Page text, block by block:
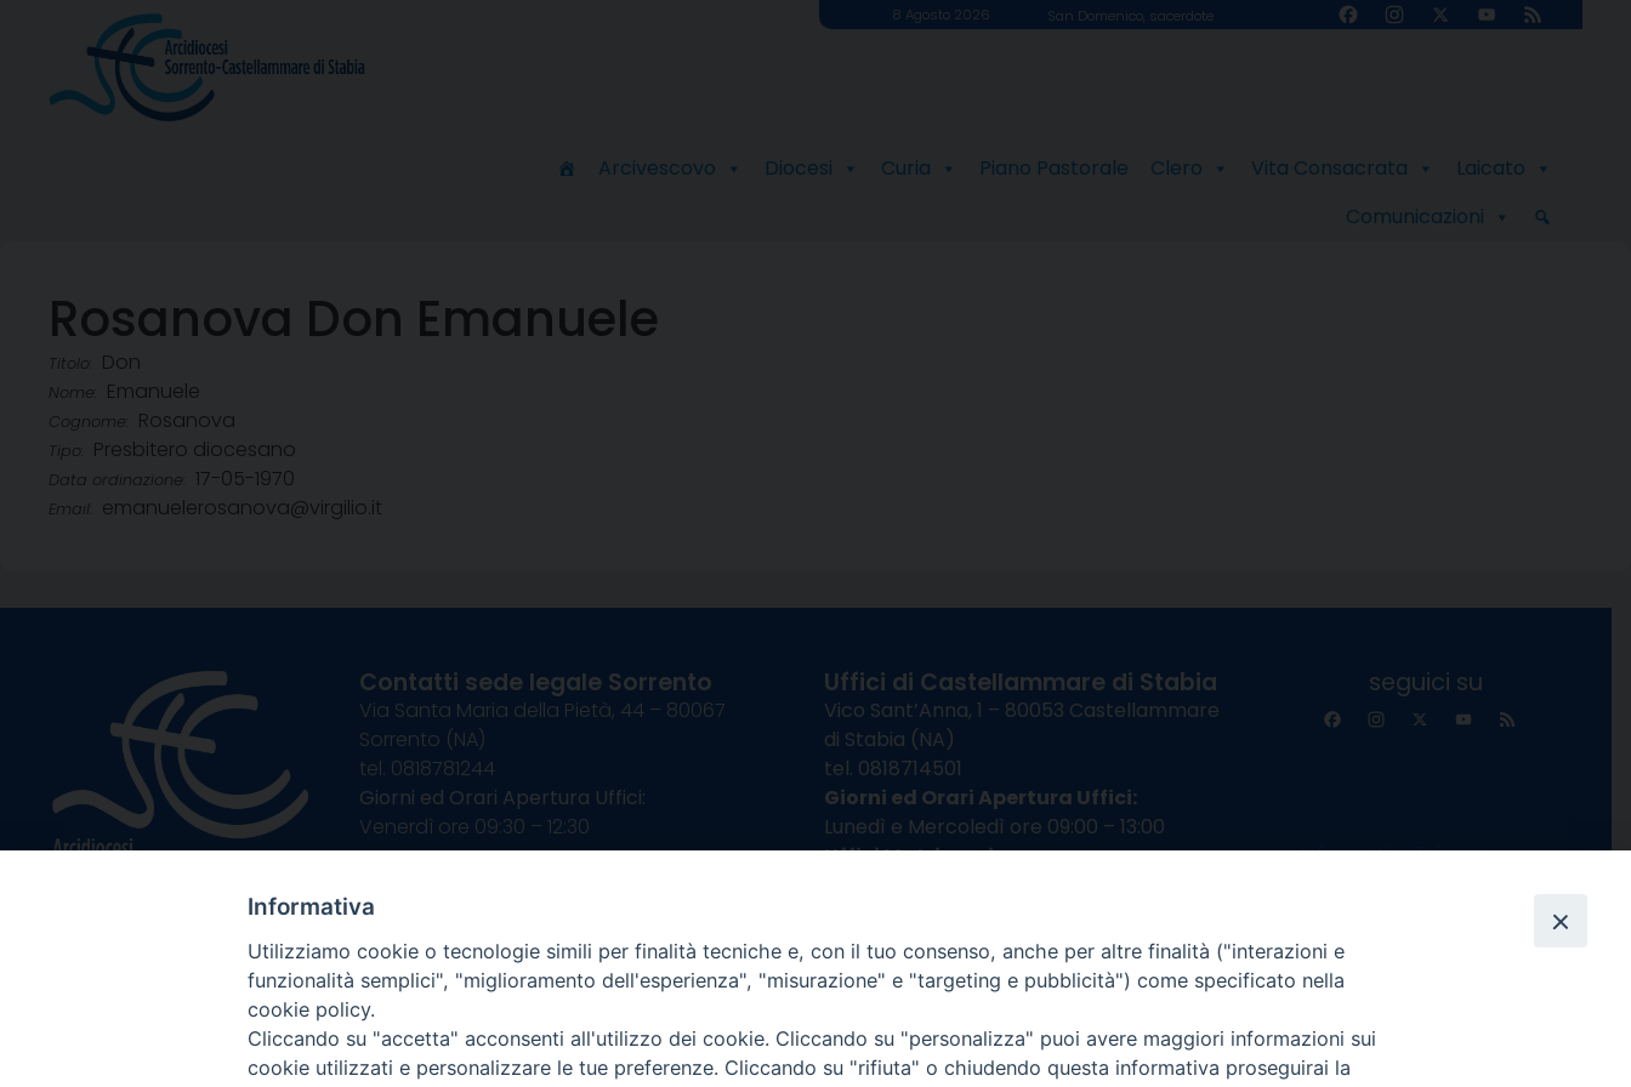
8 Agosto 2026 San Domenico, sacerdote FacebookInstagram
X
YouTube
Feed
Arcivescovo Diocesi Curia Piano Pastorale Clero Vita Consacrata
Laicato
Comunicazioni
Rosanova Don Emanuele
Titolo: Don
Nome: Emanuele
Cognome: Rosanova
Tipo: Presbitero diocesano
Data ordinazione: 17-05-1970
Email: emanuelerosanova@virgilio.it
Contatti sede legale Sorrento
Via Santa Maria della Pietà, 44 – 80067
Sorrento (NA)
tel. 0818781244
Giorni ed Orari Apertura Uffici:
Venerdì ore 09:30 – 12:30
———————————————————–
Uffici di Castellammare di Stabia
Vico Sant’Anna, 1 – 80053 Castellammare
di Stabia (NA)
tel. 0818714501
Giorni ed Orari Apertura Uffici:
Lunedì e Mercoledì ore 09:00 – 13:00
Uffici Matrimoni:
seguici su
FacebookInstagram
YouTube
Informativa Privacy
Informativa
Utilizziamo cookie o tecnologie simili per finalità tecniche e, con il tuo consenso, anche per altre finalità ("interazioni e
funzionalità semplici", "miglioramento dell'esperienza", "misurazione" e "targeting e pubblicità") come specificato nella
cookie policy.
Cliccando su "accetta" acconsenti all'utilizzo dei cookie. Cliccando su "personalizza" puoi avere maggiori informazioni sui
cookie utilizzati e personalizzare le tue preferenze. Cliccando su "rifiuta" o chiudendo questa informativa proseguirai la